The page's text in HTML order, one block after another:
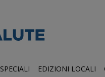
SPECIALI EDIZIONI LOCALI